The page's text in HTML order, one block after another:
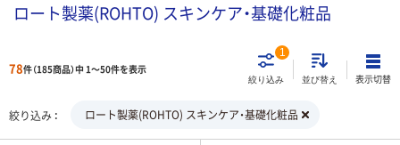
ロート製薬(ROHTO) スキンケア・基礎化粧品
78件（185商品）中 1～50件を表示
絞り込み
1
並び替え 表示切替
絞り込み ロート製薬(ROHTO) スキンケア・基礎化粧品